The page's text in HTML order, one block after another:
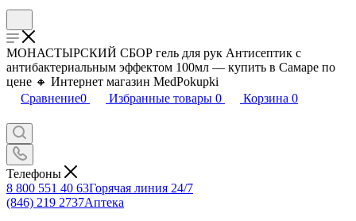
МОНАСТЫРСКИЙ СБОР гель для рук Антисептик с
антибактериальным эффектом 100мл — купить в Самаре по
цене 🔸 Интернет магазин MedPokupki
Сравнение0 Избранные товары 0 Корзина 0
Телефоны
8 800 551 40 63Горячая линия 24/7
(846) 219 2737Аптека